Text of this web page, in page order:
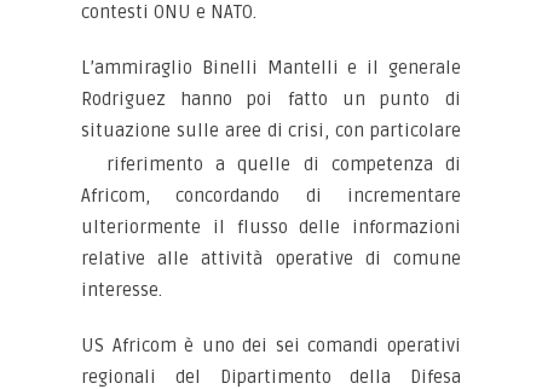
contesti ONU e NATO.
L’ammiraglio Binelli Mantelli e il generale
Rodriguez hanno poi fatto un punto di
situazione sulle aree di crisi, con particolare
riferimento a quelle di competenza di
Africom, concordando di incrementare
ulteriormente il flusso delle informazioni
relative alle attività operative di comune
interesse.
US Africom è uno dei sei comandi operativi
regionali del Dipartimento della Difesa